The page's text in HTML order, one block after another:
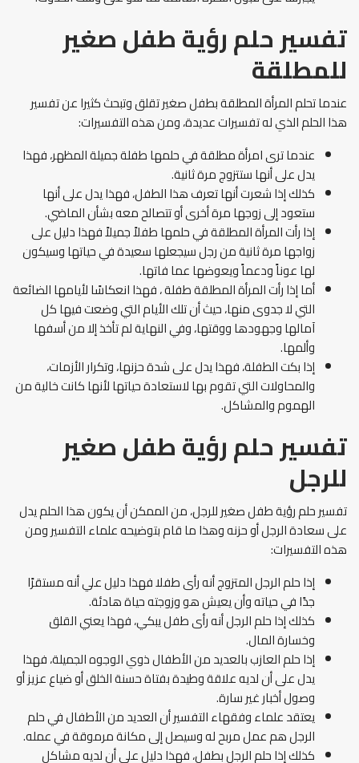
تفسير حلم رؤية طفل صغير
للمطلقة
عندما تحلم المرأة المطلقة بطفل صغير تقلق وتبحث كثيرا عن تفسير
هذا الحلم الذي له تفسيرات عديدة، ومن هذه التفسيرات:
عندما ترى امرأة مطلقة في حلمها طفلة جميلة المظهر، فهذا
يدل على أنها ستتزوج مرة ثانية.
كذلك إذا شعرت أنها تعرف هذا الطفل، فهذا يدل على أنها
ستعود إلى زوجها مرة أخرى أو تتصالح معه بشأن الماضي.
إذا رأت المرأة المطلقة في حلمها طفلاً جميلاً فهذا دليل على
زواجها مرة ثانية من رجل سيجعلها سعيدة في حياتها وسيكون
لها عوناً ودعماً ويعوضها عما فاتها.
أما إذا رأت المرأة المطلقة طفلة ، فهذا انعكاسًا لأيامها الضائعة
التي لا جدوى منها، حيث أن تلك الأيام التي وضعت فيها كل
آمالها وجهودها ووقتها، وفي النهاية لم تأخذ إلا من أسفها
وألمها.
إذا بكت الطفلة، فهذا يدل على شدة حزنها، وتكرار الأزمات،
والمحاولات التي تقوم بها لاستعادة حياتها لأنها كانت خالية من
الهموم والمشاكل.
تفسير حلم رؤية طفل صغير
للرجل
تفسير حلم رؤية طفل صغير للرجل، من الممكن أن يكون هذا الحلم يدل
على سعادة الرجل أو حزنه وهذا ما قام بتوضيحه علماء التفسير ومن
هذه التفسيرات:
إذا حلم الرجل المتزوج أنه رأى طفلا فهذا دليل علي أنه مستقرًا
جدًا في حياته وأن يعيش هو وزوجته حياة هادئة.
كذلك إذا حلم الرجل أنه رأى طفل يبكي، فهذا يعني القلق
وخسارة المال.
إذا حلم العازب بالعديد من الأطفال ذوي الوجوه الجميلة، فهذا
يدل على أن لديه علاقة وطيدة بفتاة حسنة الخلق أو ضياع عزيز أو
وصول أخبار غير سارة.
يعتقد علماء وفقهاء التفسير أن العديد من الأطفال في حلم
الرجل هم عمل مربح له وسيصل إلى مكانة مرموقة في عمله.
كذلك إذا حلم الرجل بطفل، فهذا دليل على أن لديه مشاكل